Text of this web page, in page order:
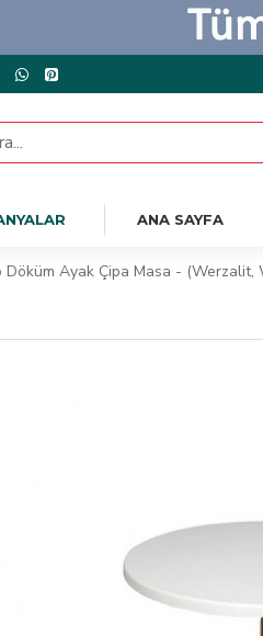
ANA SAYFA
Döküm Ayak Çipa Masa -